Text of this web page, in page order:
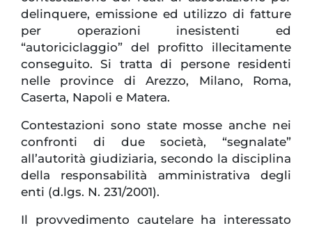
delinquere, emissione ed utilizzo di fatture
per operazioni inesistenti ed
“autoriciclaggio” del profitto illecitamente
conseguito. Si tratta di persone residenti
nelle province di Arezzo, Milano, Roma,
Caserta, Napoli e Matera.
Contestazioni sono state mosse anche nei
confronti di due società, “segnalate”
all’autorità giudiziaria, secondo la disciplina
della responsabilità amministrativa degli
enti (d.lgs. N. 231/2001).
Il provvedimento cautelare ha interessato